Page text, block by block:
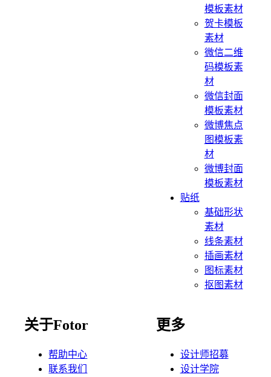
模板素材
贺卡模板
素材
微信二维
码模板素
材
微信封面
模板素材
微博焦点
图模板素
材
微博封面
模板素材
贴纸
基础形状
素材
线条素材
插画素材
图标素材
抠图素材
关于Fotor
帮助中心
联系我们
更多
设计师招募
设计学院